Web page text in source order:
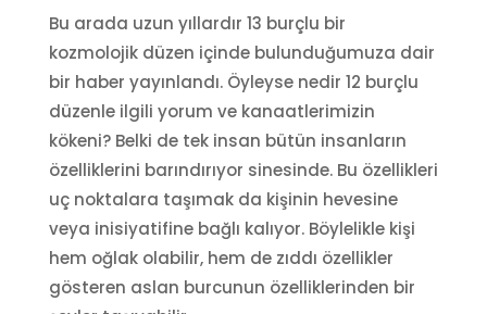
Bu arada uzun yıllardır 13 burçlu bir
kozmolojik düzen içinde bulunduğumuza dair
bir haber yayınlandı. Öyleyse nedir 12 burçlu
düzenle ilgili yorum ve kanaatlerimizin
kökeni? Belki de tek insan bütün insanların
özelliklerini barındırıyor sinesinde. Bu özellikleri
uç noktalara taşımak da kişinin hevesine
veya inisiyatifine bağlı kalıyor. Böylelikle kişi
hem oğlak olabilir, hem de zıddı özellikler
gösteren aslan burcunun özelliklerinden bir